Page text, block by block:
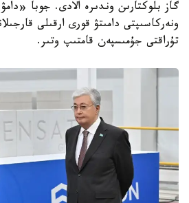
گاز بلوكتارىن وندىرە الادى. جوبا
تۇراقتى جۇمىسپەن قامتىپ وتىر.